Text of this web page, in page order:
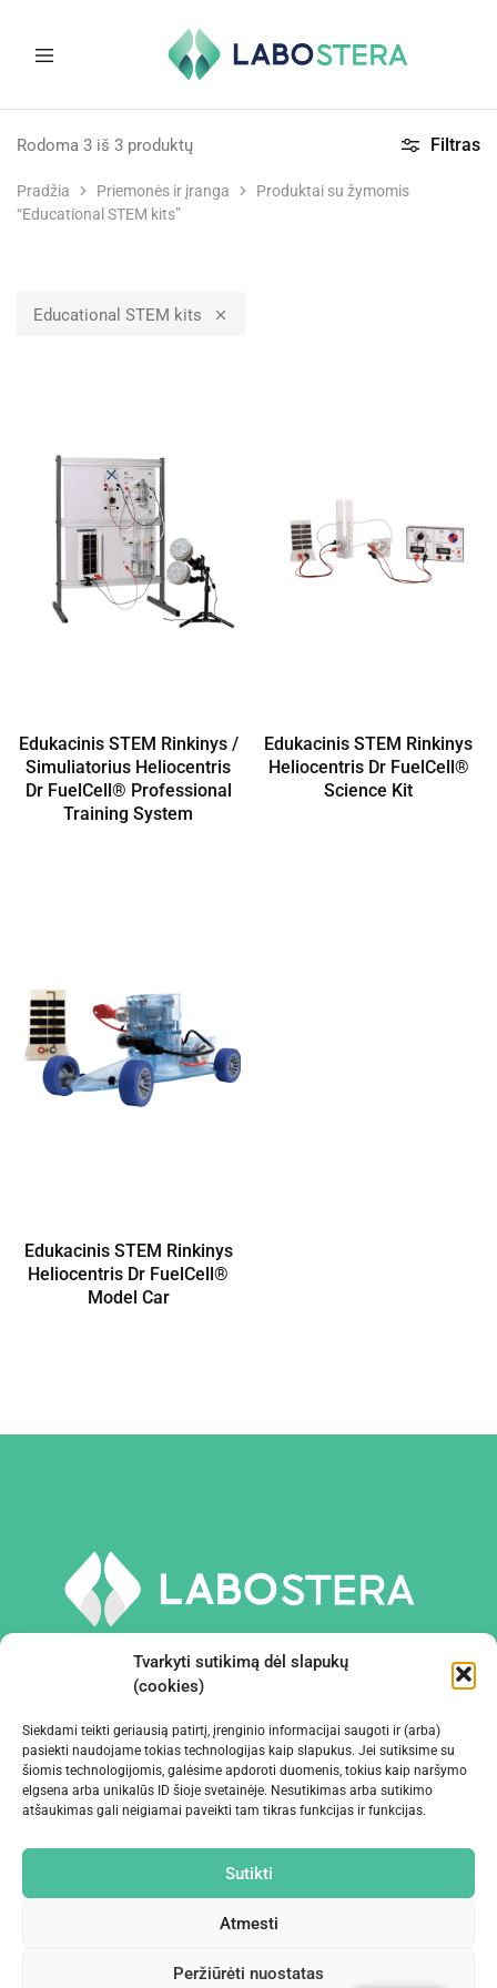
Tvarkyti sutikimą dėl slapukų
(cookies)
Siekdami teikti geriausią patirtį, įrenginio informacijai saugoti ir (arba)
pasiekti naudojame tokias technologijas kaip slapukus. Jei sutiksime su
šiomis technologijomis, galėsime apdoroti duomenis, tokius kaip naršymo
elgsena arba unikalūs ID šioje svetainėje. Nesutikimas arba sutikimo
atšaukimas gali neigiamai paveikti tam tikras funkcijas ir funkcijas.
Sutikti
Atmesti
Peržiūrėti nuostatas
ir
medicininė
Pradžia Priemonės ir įranga
Produktai su žymomis
“Educational STEM kits”
Filtras
Rodoma 3 iš 3 produktų
Educational STEM kits
Edukacinis STEM Rinkinys /
Simuliatorius Heliocentris
Dr FuelCell® Professional
Training System
Edukacinis STEM Rinkinys
Heliocentris Dr FuelCell®
Science Kit
Edukacinis STEM Rinkinys
Heliocentris Dr FuelCell®
Model Car
PRIEMONĖS IR ĮRANGA
ĮMONĖ